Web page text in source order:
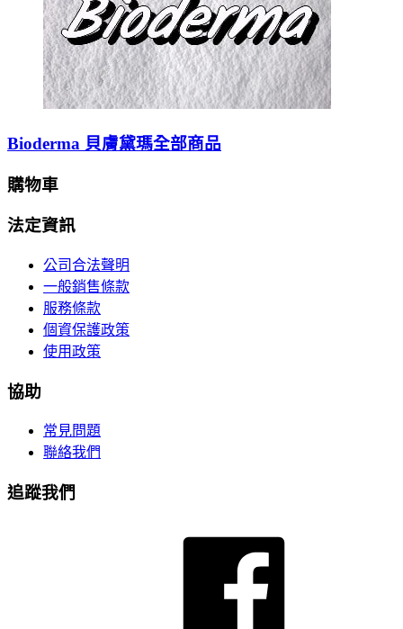
Bioderma 貝膚黛瑪全部商品
購物車
法定資訊
公司合法聲明
一般銷售條款
服務條款
個資保護政策
使用政策
協助
常見問題
聯絡我們
追蹤我們